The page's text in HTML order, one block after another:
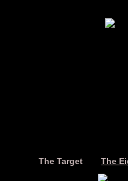
The Target The